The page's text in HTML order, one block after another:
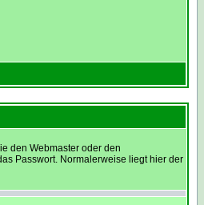
den Webmaster oder den
Passwort. Normalerweise liegt hier der